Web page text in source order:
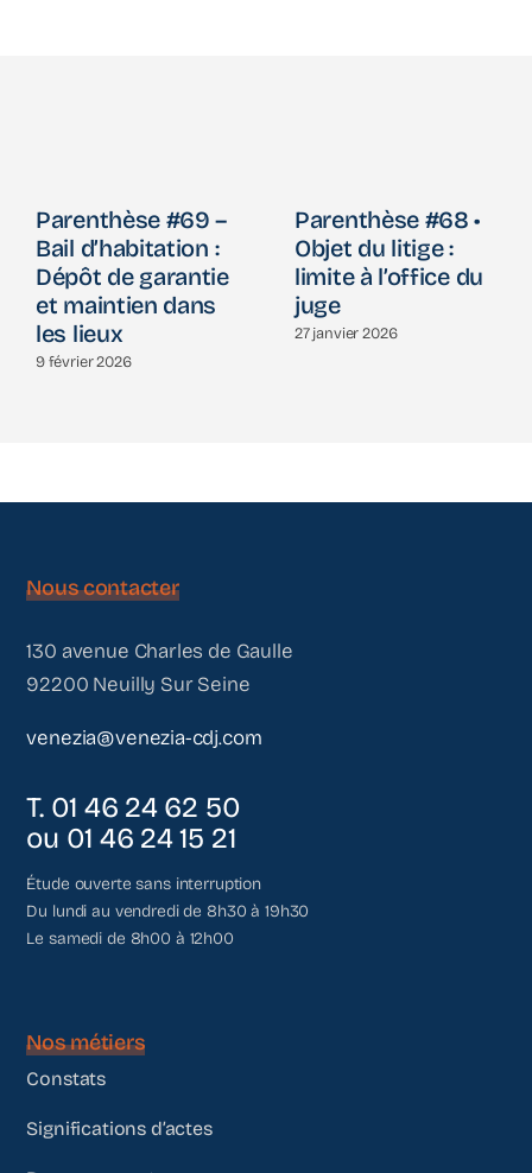
Parenthèse #69 –
Bail d’habitation :
Dépôt de garantie
et maintien dans
les lieux
9 février 2026
Parenthèse #68 •
Objet du litige :
limite à l’office du
juge
27 janvier 2026
Nous contacter
130 avenue Charles de Gaulle
92200 Neuilly Sur Seine
venezia@venezia-cdj.com
T. 01 46 24 62 50
ou 01 46 24 15 21
Étude ouverte sans interruption
Du lundi au vendredi de 8h30 à 19h30
Le samedi de 8h00 à 12h00
Nos métiers
Constats
Significations d’actes